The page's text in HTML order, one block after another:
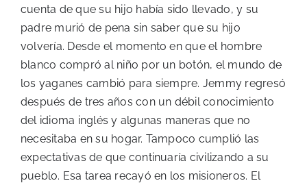
cuenta de que su hijo había sido llevado, y su
padre murió de pena sin saber que su hijo
volvería. Desde el momento en que el hombre
blanco compró al niño por un botón, el mundo de
los yaganes cambió para siempre. Jemmy regresó
después de tres años con un débil conocimiento
del idioma inglés y algunas maneras que no
necesitaba en su hogar. Tampoco cumplió las
expectativas de que continuaría civilizando a su
pueblo. Esa tarea recayó en los misioneros. El